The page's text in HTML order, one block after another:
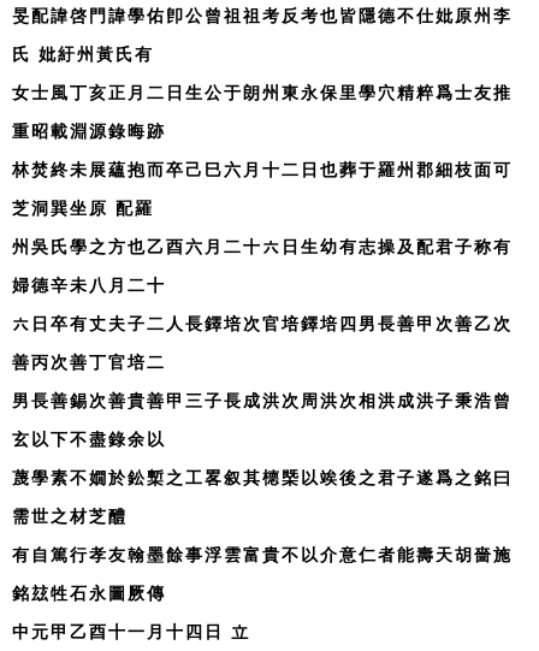
旻配諱啓門諱學佑卽公曾祖祖考反考也皆隱德不仕妣原州李
氏 妣紆州黃氏有
女士風丁亥正月二日生公于朗州東永保里學穴精粹爲士友推
重昭載淵源錄晦跡
林焚終未展蘊抱而卒己巳六月十二日也葬于羅州郡細枝面可
芝洞巽坐原 配羅
州吳氏學之方也乙酉六月二十六日生幼有志操及配君子称有
婦德辛未八月二十
六日卒有丈夫子二人長鐸培次官培鐸培四男長善甲次善乙次
善丙次善丁官培二
男長善錫次善貴善甲三子長成洪次周洪次相洪成洪子秉浩曾
玄以下不盡錄余以
蔑學素不嫺於鈆槧之工畧叙其㯖槩以竢後之君子遂爲之銘曰
需世之材芝醴
有自篤行孝友翰墨餘事浮雲富貴不以介意仁者能壽天胡嗇施
銘玆牲石永圖厥傳
中元甲乙酉十一月十四日 立